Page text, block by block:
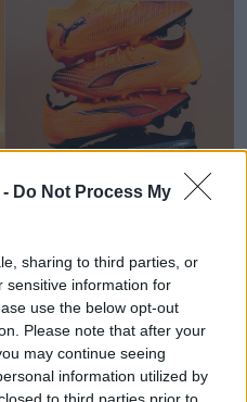
Do Not Process My
sharing to third parties, or
sensitive information for
use the below opt-out
Please note that after your
may continue seeing
information utilized by
2 de Out de 2025